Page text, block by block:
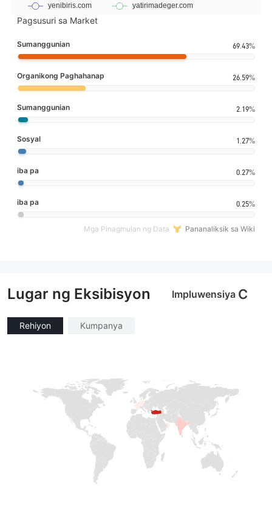
Pagsusuri sa Market
Sumanggunian 69.43%
Organikong Paghahanap 26.59%
Sumanggunian 2.19%
Sosyal 1.27%
iba pa 0.27%
iba pa 0.25%
Mga Pinagmulan ng Data Pananaliksik sa Wiki
Lugar ng Eksibisyon Impluwensiya C
Rehiyon Kumpanya